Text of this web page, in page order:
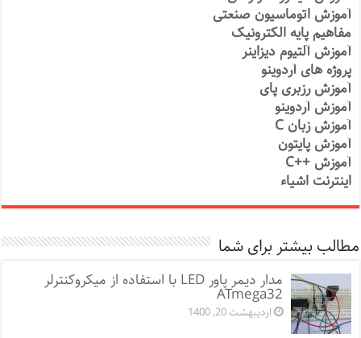
آموزش اتوماسیون صنعتی
مفاهیم پایه الکترونیک
آموزش آلتیوم دیزاینر
پروژه های آردوینو
آموزش رزبری پای
آموزش آردوینو
آموزش زبان C
آموزش پایتون
آموزش ++C
اینترنت اشیاء
مطالب بیشتر برای شما
مدار دیمر پاور LED با استفاده از میکروکنترلر
ATmega32
اردیبهشت 20, 1400